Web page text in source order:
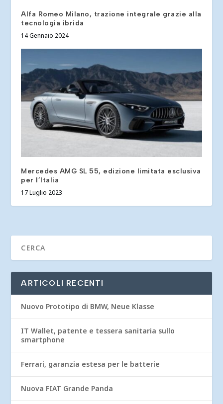
Alfa Romeo Milano, trazione integrale grazie alla
tecnologia ibrida
14 Gennaio 2024
Mercedes AMG SL 55, edizione limitata esclusiva
per l’Italia
17 Luglio 2023
ARTICOLI RECENTI
Nuovo Prototipo di BMW, Neue Klasse
IT Wallet, patente e tessera sanitaria sullo
smartphone
Ferrari, garanzia estesa per le batterie
Nuova FIAT Grande Panda